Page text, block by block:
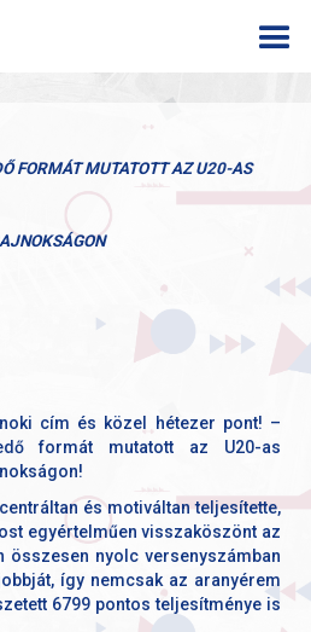
FORMÁT MUTATOTT AZ U20-AS
cím és közel hétezer pont! –
formát mutatott az U20-as
és motiváltan teljesítette,
egyértelműen visszaköszönt az
összesen nyolc versenyszámban
így nemcsak az aranyérem
6799 pontos teljesítménye is